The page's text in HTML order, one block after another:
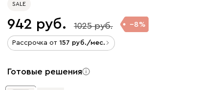
SALE
942 1025 8
Рассрочка от 157 /мес.
Готовые решения